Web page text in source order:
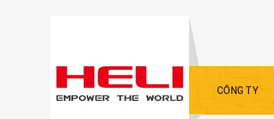
CÔNG TY